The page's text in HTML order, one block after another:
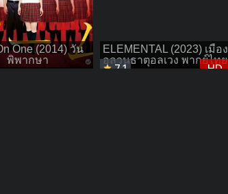
One (2014) วัน
พิพากษา
ELEMENTAL (2023) เมือง
อลวนธาตุอลเวง พากย์ไทย
7.1 HD